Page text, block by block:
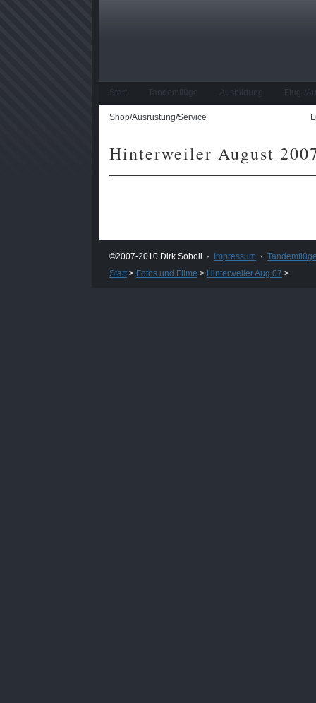
Start Tandemflüge Ausbildung
Shop/Ausrüstung/Service
Hinterweiler August
©2007-2010 Dirk Soboll · Impressum ·
Start > Fotos und Filme > Hinterweiler Aug 07 >